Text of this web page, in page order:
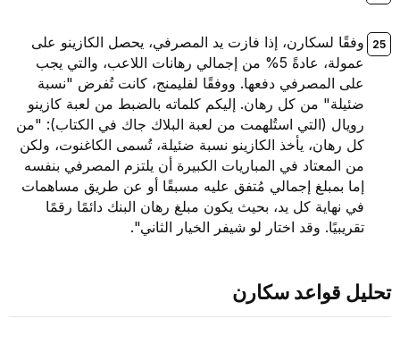
وفقًا لسكارن، إذا فازت يد المصرفي، يحصل الكازينو على
عمولة، عادةً 5% من إجمالي رهانات اللاعب، والتي يجب
على المصرفي دفعها. ووفقًا لفليمنج، كانت تُفرض "نسبة
ضئيلة" من كل رهان. إليكم كلماته بالضبط من لعبة كازينو
رويال (التي استُلهمت من لعبة البلاك جاك في الكتاب): "من
كل رهان، يأخذ الكازينو نسبة ضئيلة، تُسمى الكاغنوت، ولكن
من المعتاد في المباريات الكبيرة أن يلتزم المصرفي بنفسه
إما بمبلغ إجمالي مُتفق عليه مسبقًا أو عن طريق مساهمات
في نهاية كل يد، بحيث يكون مبلغ رهان البنك دائمًا رقمًا
تقريبيًا. وقد اختار لو شيفر الخيار الثاني".
تحليل قواعد سكارن